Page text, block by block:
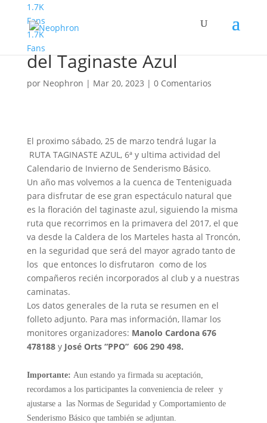
1.7K
Fans
1.7K
Fans
Senderismo Basico Ruta
del Taginaste Azul
por Neophron | Mar 20, 2023 | 0 Comentarios
El proximo sábado, 25 de marzo tendrá lugar la
RUTA TAGINASTE AZUL, 6ª y ultima actividad del
Calendario de Invierno de Senderismo Básico.
Un año mas volvemos a la cuenca de Tenteniguada
para disfrutar de ese gran espectáculo natural que
es la floración del taginaste azul, siguiendo la misma
ruta que recorrimos en la primavera del 2017, el que
va desde la Caldera de los Marteles hasta al Troncón,
en la seguridad que será del mayor agrado tanto de
los que entonces lo disfrutaron como de los
compañeros recién incorporados al club y a nuestras
caminatas.
Los datos generales de la ruta se resumen en el
folleto adjunto. Para mas información, llamar los
monitores organizadores: Manolo Cardona 676
478188y José Orts “PPO” 606 290 498.
Importante: Aun estando ya firmada su aceptación,
recordamos a los participantes la conveniencia de releer y
ajustarse a las Normas de Seguridad y Comportamiento de
Senderismo Básico que también se adjuntan.